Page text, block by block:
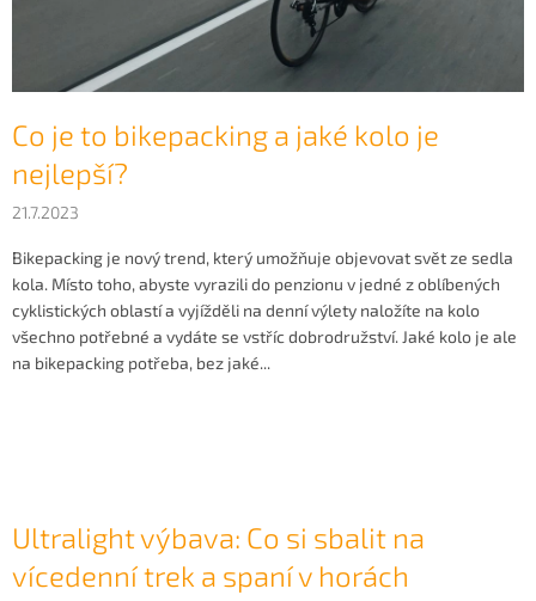
Co je to bikepacking a jaké kolo je
nejlepší?
21.7.2023
Bikepacking je nový trend, který umožňuje objevovat svět ze sedla
kola. Místo toho, abyste vyrazili do penzionu v jedné z oblíbených
cyklistických oblastí a vyjížděli na denní výlety naložíte na kolo
všechno potřebné a vydáte se vstříc dobrodružství. Jaké kolo je ale
na bikepacking potřeba, bez jaké...
Ultralight výbava: Co si sbalit na
vícedenní trek a spaní v horách